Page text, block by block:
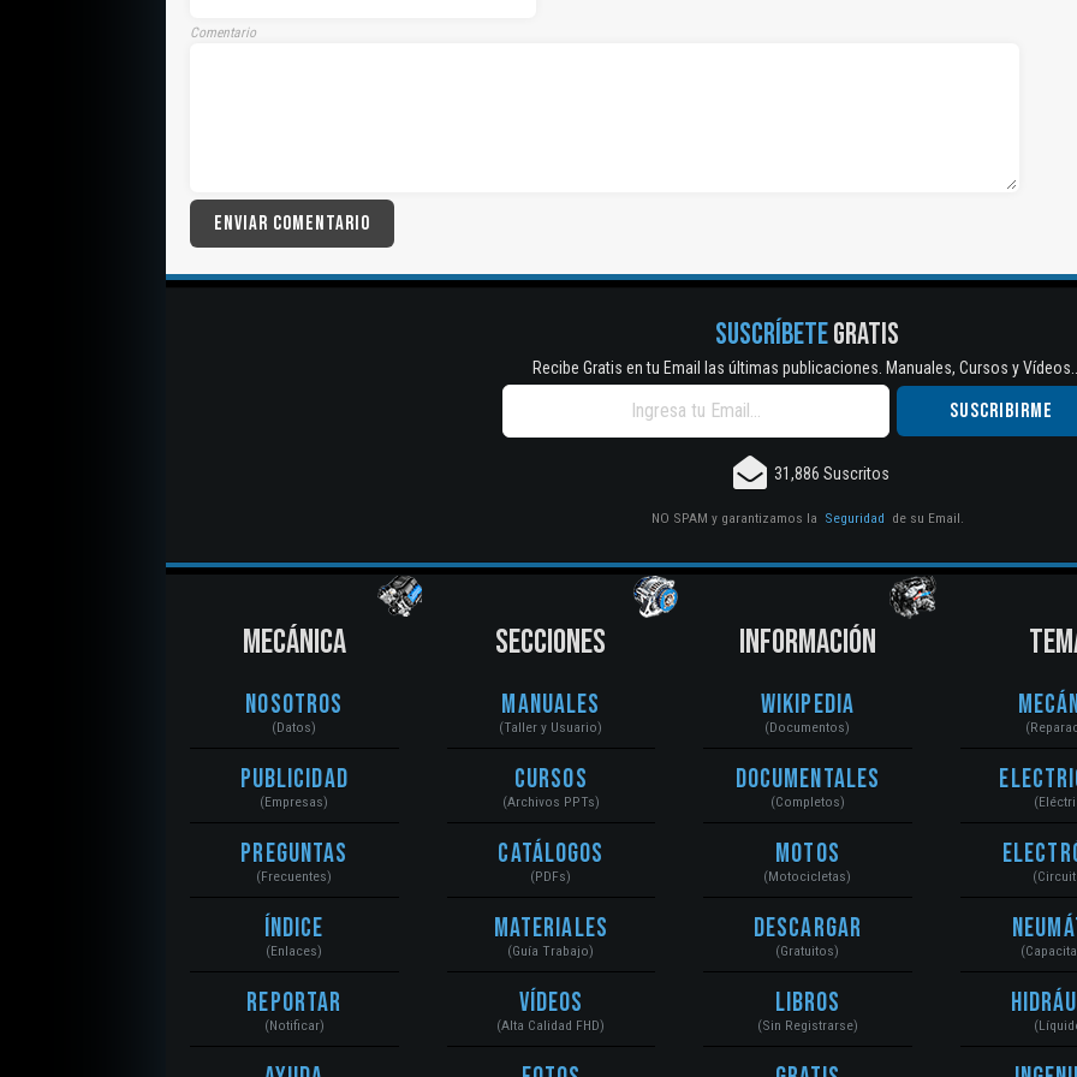
Comentario
SUSCRÍBETEGRATIS
Recibe Gratis en tu Email las últimas publicaciones. Manuales, Cursos y
31,886 Suscritos
NO SPAM y garantizamos la Seguridad de su Email.
MECÁNICA
Nosotros
(Datos)
Publicidad
(Empresas)
Preguntas
(Frecuentes)
Índice
(Enlaces)
Reportar
(Notificar)
SECCIONES
Manuales
(Taller y Usuario)
Cursos
(Archivos PPTs)
Catálogos
(PDFs)
Materiales
(Guía Trabajo)
Vídeos
(Alta Calidad FHD)
INFORMACIÓN
Wikipedia
(Documentos)
Documentales
(Completos)
Motos
(Motocicletas)
Descargar
(Gratuitos)
Libros
(Sin Registrarse)